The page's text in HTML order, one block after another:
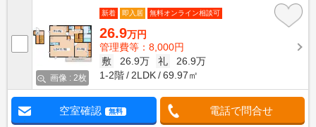
画像 : 2枚
新着 即入居 無料オンライン相談可
26.9万円
管理費等：8,000円
敷
26.9万 礼
26.9万
1-2階
2LDK 69.97㎡
空室確認 無料 電話で問合せ